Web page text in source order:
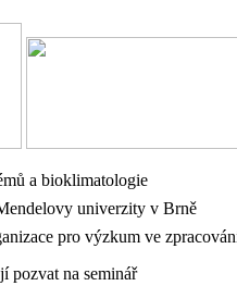
a bioklimatologie
univerzity v Brně
pro výzkum ve
pozvat na seminář